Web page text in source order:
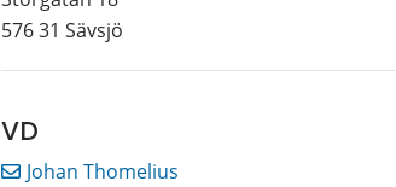
576 31 Sävsjö
VD
Johan Thomelius